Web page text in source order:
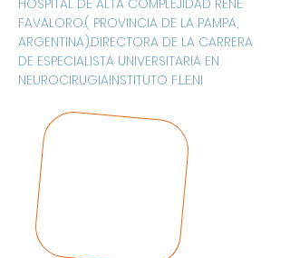
HOSPITAL DE ALTA COMPLEJIDAD RENE
FAVALORO.( PROVINCIA DE LA PAMPA,
ARGENTINA).DIRECTORA DE LA CARRERA
DE ESPECIALISTA UNIVERSITARIA EN
NEUROCIRUGIAINSTITUTO F.L.E.NI